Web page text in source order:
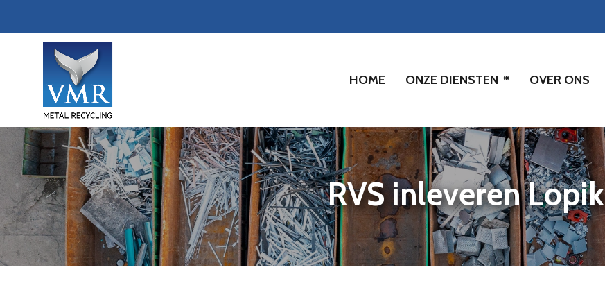
HOME ONZE DIENSTEN OVER ONS
RVS inleveren Lopik